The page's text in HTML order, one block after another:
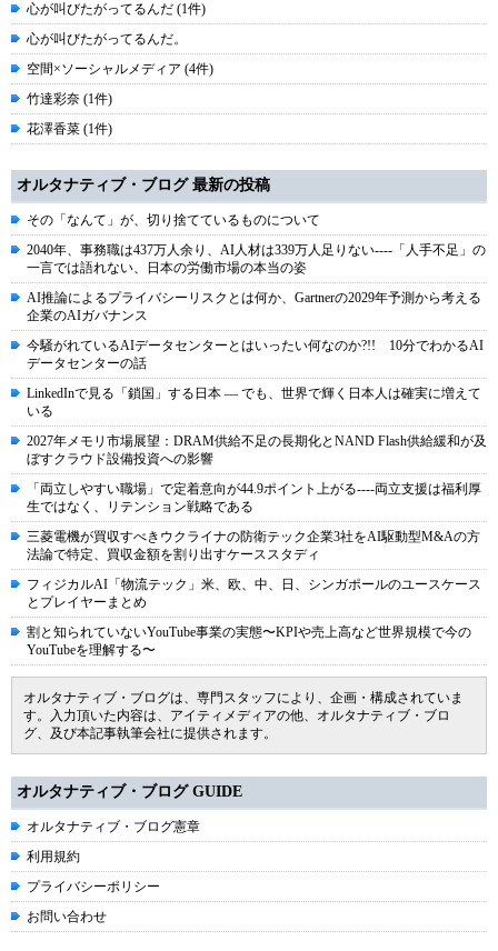
心が叫びたがってるんだ (1件)
心が叫びたがってるんだ。
空間×ソーシャルメディア (4件)
竹達彩奈 (1件)
花澤香菜 (1件)
オルタナティブ・ブログ 最新の投稿
その「なんて」が、切り捨てているものについて
2040年、事務職は437万人余り、AI人材は339万人足りない----「人手不足」の
一言では語れない、日本の労働市場の本当の姿
AI推論によるプライバシーリスクとは何か、Gartnerの2029年予測から考える
企業のAIガバナンス
今騒がれているAIデータセンターとはいったい何なのか?!! 10分でわかるAI
データセンターの話
LinkedInで見る「鎖国」する日本 ― でも、世界で輝く日本人は確実に増えて
いる
2027年メモリ市場展望：DRAM供給不足の長期化とNAND Flash供給緩和が及
ぼすクラウド設備投資への影響
「両立しやすい職場」で定着意向が44.9ポイント上がる----両立支援は福利厚
生ではなく、リテンション戦略である
三菱電機が買収すべきウクライナの防衛テック企業3社をAI駆動型M&Aの方
法論で特定、買収金額を割り出すケーススタディ
フィジカルAI「物流テック」米、欧、中、日、シンガポールのユースケース
とプレイヤーまとめ
割と知られていないYouTube事業の実態〜KPIや売上高など世界規模で今の
YouTubeを理解する〜
オルタナティブ・ブログは、専門スタッフにより、企画・構成されていま
す。入力頂いた内容は、アイティメディアの他、オルタナティブ・ブロ
グ、及び本記事執筆会社に提供されます。
オルタナティブ・ブログ GUIDE
オルタナティブ・ブログ憲章
利用規約
プライバシーポリシー
お問い合わせ